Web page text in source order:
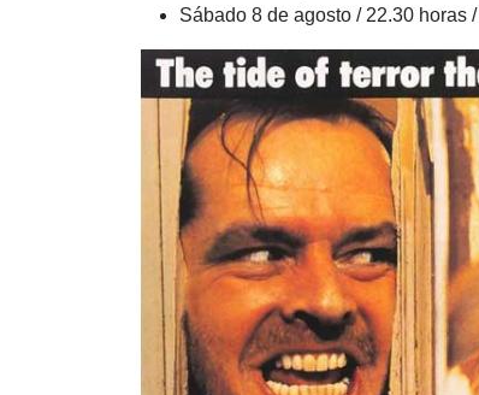
Sábado 8 de agosto / 22.30 horas /